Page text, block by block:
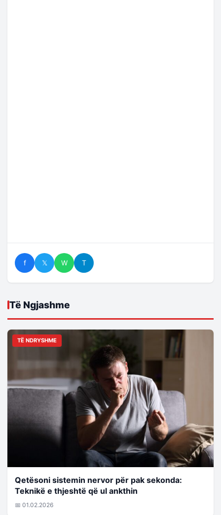
f 𝕏 W T
Të Ngjashme
TË NDRYSHME
Qetësoni sistemin nervor për pak sekonda:
Teknikë e thjeshtë që ul ankthin
📅 01.02.2026